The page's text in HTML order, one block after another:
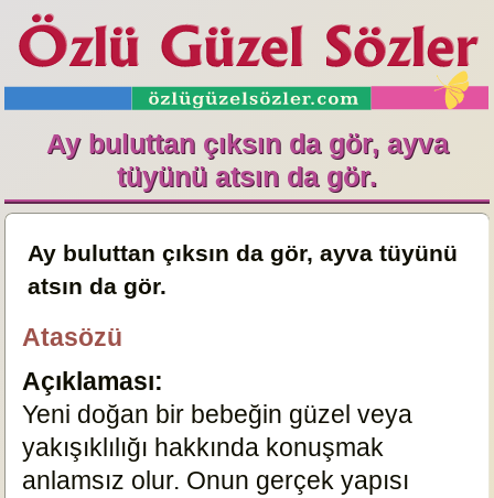
Ay buluttan çıksın da gör, ayva
tüyünü atsın da gör.
Ay buluttan çıksın da gör, ayva tüyünü
atsın da gör.
Atasözü
Açıklaması:
Yeni doğan bir bebeğin güzel veya
yakışıklılığı hakkında konuşmak
anlamsız olur. Onun gerçek yapısı